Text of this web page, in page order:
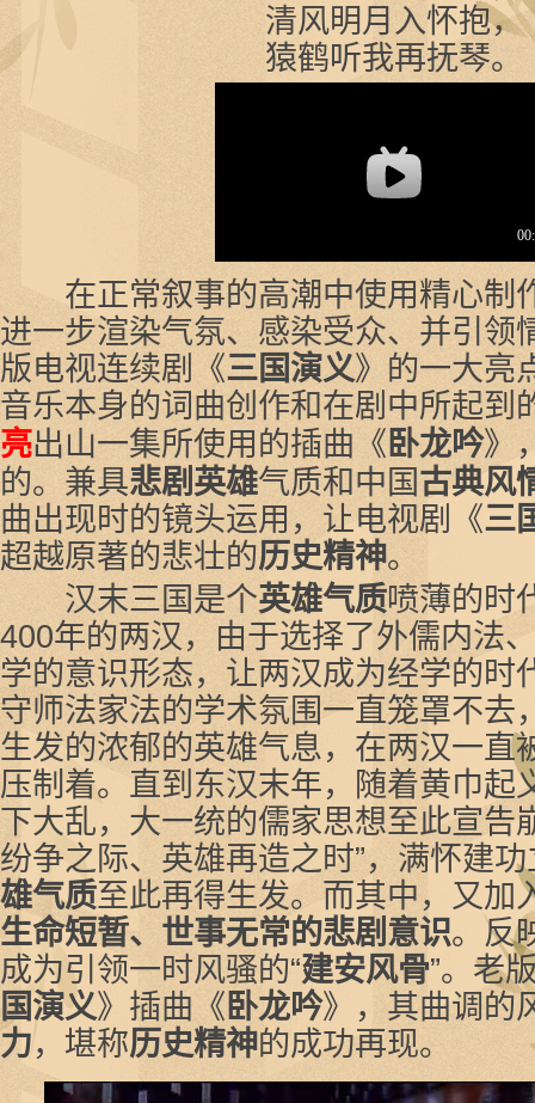
清风明月入怀抱，
猿鹤听我再抚琴。
在正常叙事的高潮中使用精心制
进一步渲染气氛、感染受众、并引领
版电视连续剧《三国演义》的一大亮
音乐本身的词曲创作和在剧中所起到
亮出山一集所使用的插曲《卧龙吟》
的。兼具悲剧英雄气质和中国古典风
曲出现时的镜头运用，让电视剧《三
超越原著的悲壮的历史精神。
汉末三国是个英雄气质喷薄的时
400年的两汉，由于选择了外儒内法
学的意识形态，让两汉成为经学的时
守师法家法的学术氛围一直笼罩不去
生发的浓郁的英雄气息，在两汉一直
压制着。直到东汉末年，随着黄巾起
下大乱，大一统的儒家思想至此宣告
纷争之际、英雄再造之时”，满怀建
雄气质至此再得生发。而其中，又加
生命短暂、世事无常的悲剧意识。反
成为引领一时风骚的“建安风骨”。老
国演义》插曲《卧龙吟》，其曲调的
力，堪称历史精神的成功再现。